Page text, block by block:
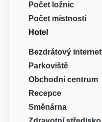
Počet ložnic
Počet místností
Hotel
Bezdrátový internet
Parkoviště
Obchodní centrum
Recepce
Směnárna